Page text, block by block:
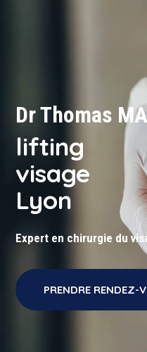
Dr Thomas
lifting
visage
Lyon
Expert en chirurgie du
PRENDRE RENDEZ-